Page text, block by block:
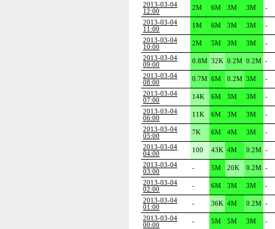
2013-03-04
12:00
2M 6M 3M 3M -
2013-03-04
11:00
1M 6M 3M 3M -
2013-03-04
10:00
2M 5M 3M 3M -
2013-03-04
09:00
0.8M 32K 0.2M 0.2M -
2013-03-04
08:00
0.7M 6M 0.2M 3M -
2013-03-04
07:00
14K 6M 3M 3M -
2013-03-04
06:00
11K 6M 3M 3M -
2013-03-04
05:00
7K 6M 4M 3M -
2013-03-04
04:00
100 43K 4M 0.2M -
2013-03-04
03:00
- 5M 20K 0.2M -
2013-03-04
02:00
- 6M 3M 3M -
2013-03-04
01:00
- 36K 4M 0.2M -
2013-03-04
00:00
- 5M 5M 3M -